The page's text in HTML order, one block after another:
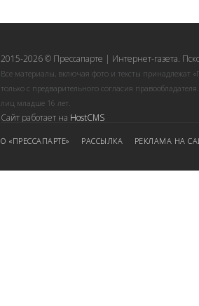
2015-2026 © Прессапарте | Интернет-газета.
Все материалы, включая фото и тексты принадлежат
только с предварительного согласия
лиц младше 16 лет.
Сайт работает на HostCMS
О «ПРЕССАПАРТЕ» РАССЫЛКА РЕКЛАМА НА